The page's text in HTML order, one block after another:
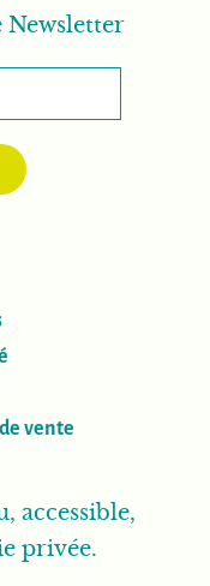
Newsletter
vente
accessible,
privée.